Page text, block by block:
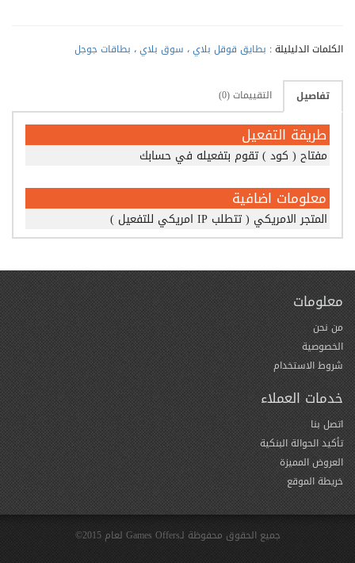
الكلمات الدليليلة : بطايق قوقل بلاي ، سوق بلاي ، بطاقات جوجل
تفاصيل التقييمات (0)
طريقة التفعيل
مفتاح ( كود ) تقوم بتفعيله في حسابك
معلومات اضافية
المتجر الامريكي ( تتطلب IP امريكي للتفعيل )
معلومات
من نحن
الخصوصية
شروط الاستخدام
خدمات العملاء
اتصل بنا
تأكيد الحوالة البنكية
العروض المميزة
خريطة الموقع
جميع الحقوق محفوظة لـGames Offers لعام 2015©